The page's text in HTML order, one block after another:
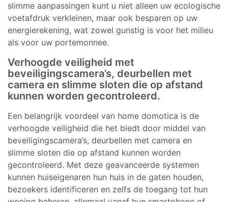
slimme aanpassingen kunt u niet alleen uw ecologische
voetafdruk verkleinen, maar ook besparen op uw
energierekening, wat zowel gunstig is voor het milieu
als voor uw portemonnee.
Verhoogde veiligheid met
beveiligingscamera’s, deurbellen met
camera en slimme sloten die op afstand
kunnen worden gecontroleerd.
Een belangrijk voordeel van home domotica is de
verhoogde veiligheid die het biedt door middel van
beveiligingscamera’s, deurbellen met camera en
slimme sloten die op afstand kunnen worden
gecontroleerd. Met deze geavanceerde systemen
kunnen huiseigenaren hun huis in de gaten houden,
bezoekers identificeren en zelfs de toegang tot hun